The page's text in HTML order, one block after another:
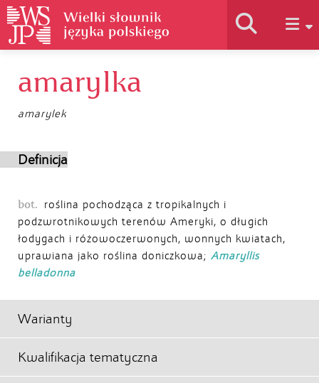
Historia słownika
Autorzy
amarylka
amarylek
Definicja
bot.
roślina pochodząca z tropikalnych i
podzwrotnikowych terenów Ameryki, o długich
łodygach i różowoczerwonych, wonnych kwiatach,
uprawiana jako roślina doniczkowa; Amaryllis
belladonna
Warianty
Kwalifikacja tematyczna